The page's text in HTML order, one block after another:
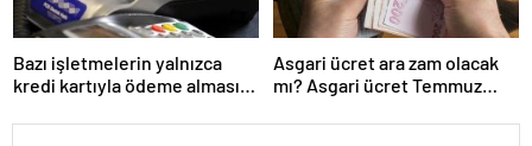
Bazı işletmelerin yalnızca
kredi kartıyla ödeme alması
Asgari ücret ara zam olacak
mı? Asgari ücret Temmuz